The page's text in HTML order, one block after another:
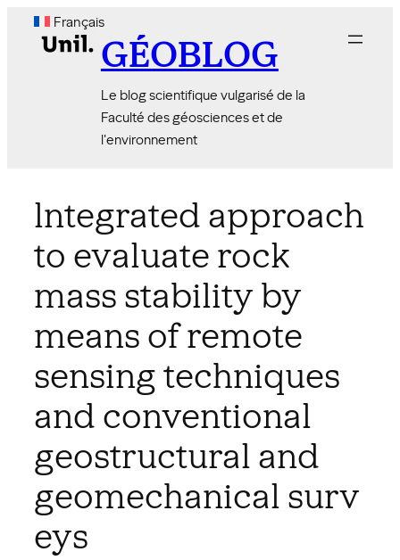
Français
GÉOBLOG
Le blog scientifique vulgarisé de la
Faculté des géosciences et de
l'environnement
lntegrated approach
to evaluate rock
mass stability by
means of remote
sensing techniques
and conventional
geostructural and
geomechanical surv
eys